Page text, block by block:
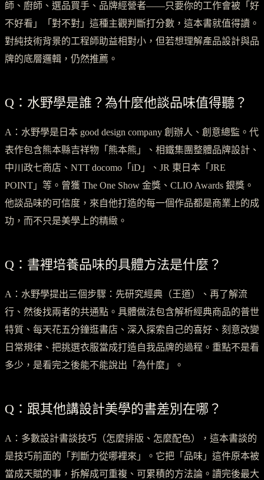
師、廚師、選品買手、品牌經營者——只要你的工作會被「好
不好看」「對不對」這種主觀判斷打分數，這本書就值得讀。
對純技術背景的工程師助益相對小，但若想理解產品設計與品
牌的底層邏輯，仍然推薦。
Q：水野學是誰？為什麼他談品味值得聽？
A：水野學是日本 good design company 創辦人、創意總監。代
表作包含熊本縣吉祥物「熊本熊」、相鐵集團整體品牌設計、
中川政七商店、NTT docomo「iD」、JR 東日本「JRE
POINT」等。曾獲 The One Show 金獎、CLIO Awards 銀獎。
他談品味的可信度，來自他打造的每一個作品都是商業上的成
功，而不只是美學上的精緻。
Q：書裡培養品味的具體方法是什麼？
A：水野學提出三個步驟：先研究經典（王道）、再了解流
行、然後找兩者的共通點。具體做法包含解析經典商品的普世
特質、每天花五分鐘逛書店、深入探索自己的喜好、刻意改變
日常規律、把挑選衣服當成打造自我品牌的過程。重點不是看
多少，是看完之後能不能說出「為什麼」。
Q：跟其他講設計美學的書差別在哪？
A：多數設計書談技巧（怎麼排版、怎麼配色），這本書談的
是技巧前面的「判斷力從哪裡來」。它把「品味」這件原本被
當成天賦的事，拆解成可重複、可累積的方法論。讀完後最大